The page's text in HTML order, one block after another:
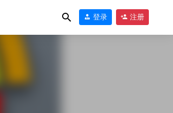
登录 注册